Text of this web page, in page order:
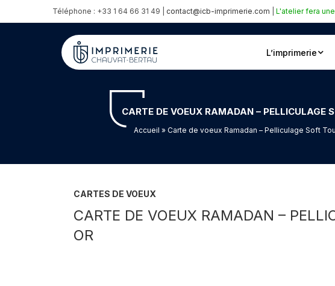
Téléphone : +33 1 64 66 31 49 | contact@icb-imprimerie.com L'atelier fera
L’imprimerie
CARTE DE VOEUX RAMADAN – PELLICULAGE
Accueil » Carte de voeux Ramadan – Pelliculage Soft
CARTES DE VOEUX
CARTE DE VOEUX RAMADAN –
OR